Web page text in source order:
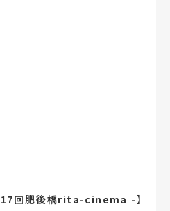
17回肥後橋rita-cinema -】